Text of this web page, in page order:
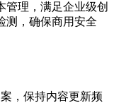
管理，满足企业级创
测，确保商用安全
，保持内容更新频